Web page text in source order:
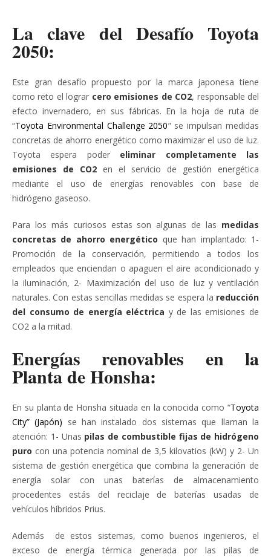
La clave del Desafío Toyota
2050:
Este gran desafío propuesto por la marca japonesa tiene
como reto el lograr cero emisiones de CO2, responsable del
efecto invernadero, en sus fábricas. En la hoja de ruta de
“Toyota Environmental Challenge 2050” se impulsan medidas
concretas de ahorro energético como maximizar el uso de luz.
Toyota espera poder eliminar completamente las
emisiones de CO2 en el servicio de gestión energética
mediante el uso de energías renovables con base de
hidrógeno gaseoso.
Para los más curiosos estas son algunas de las medidas
concretas de ahorro energético que han implantado: 1-
Promoción de la conservación, permitiendo a todos los
empleados que enciendan o apaguen el aire acondicionado y
la iluminación, 2- Maximización del uso de luz y ventilación
naturales. Con estas sencillas medidas se espera la reducción
del consumo de energía eléctrica y de las emisiones de
CO2 a la mitad.
Energías renovables en la
Planta de Honsha:
En su planta de Honsha situada en la conocida como “Toyota
City” (Japón) se han instalado dos sistemas que llaman la
atención: 1- Unas pilas de combustible fijas de hidrógeno
puro con una potencia nominal de 3,5 kilovatios (kW) y 2- Un
sistema de gestión energética que combina la generación de
energía solar con unas baterías de almacenamiento
procedentes estás del reciclaje de baterías usadas de
vehículos híbridos Prius.
Además de estos sistemas, como buenos ingenieros, el
exceso de energía térmica generada por las pilas de